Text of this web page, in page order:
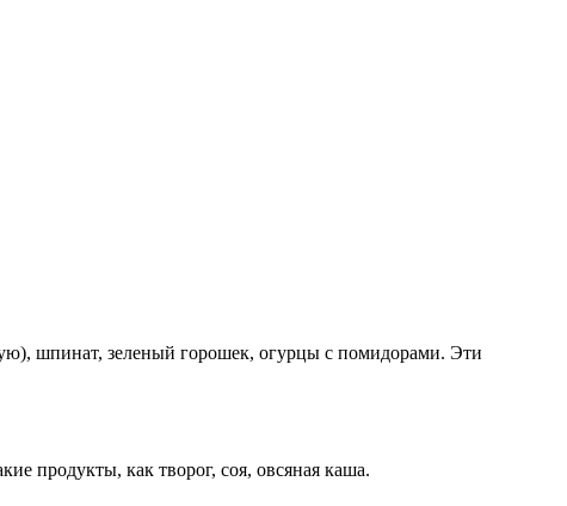
шпинат, зеленый горошек, огурцы с помидорами. Эти
продукты, как творог, соя, овсяная каша.